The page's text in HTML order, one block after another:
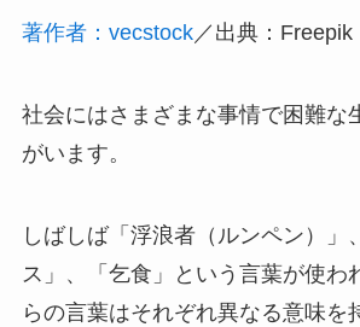
著作者：vecstock／出典：Freepik
社会にはさまざまな事情で困難な
がいます。
しばしば「浮浪者（ルンペン）」
ス」、「乞食」という言葉が使わ
らの言葉はそれぞれ異なる意味を